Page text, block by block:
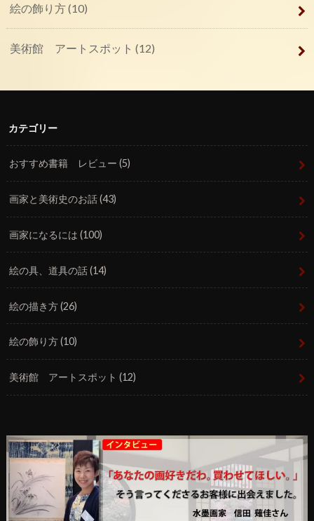
絵の飾り方(10)
美術館 アートスポット (12)
カテゴリー
おすすめ書籍 レビュー(5)
画家と美術史のお話(43)
画家になるには(100)
絵の具、道具の話(14)
絵の描き方(26)
絵の飾り方(10)
美術館 アートスポット(12)